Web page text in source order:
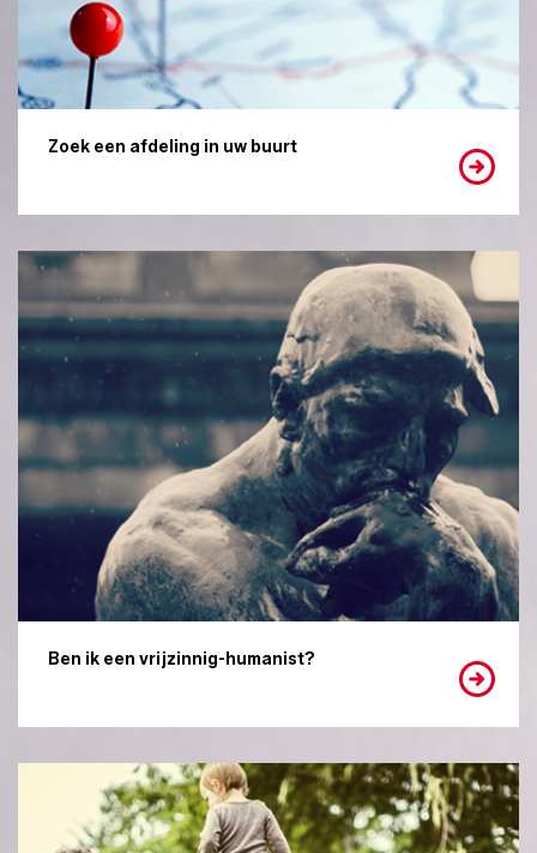
Zoek een afdeling in uw buurt
Ben ik een vrijzinnig-humanist?